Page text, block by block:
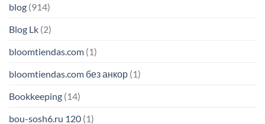
blog (914)
Blog Lk (2)
bloomtiendas.com (1)
bloomtiendas.com без анкор (1)
Bookkeeping (14)
bou-sosh6.ru 120 (1)